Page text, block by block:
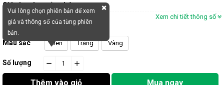
Giá chưa bao gồm bóng
Xem chi tiết thông số
Vui lòng chọn phiên bản để xem
giá và thông số của từng phiên
bản.
Màu sắc Đen Trắng Vàng
Số lượng
Thêm vào giỏ Mua ngay